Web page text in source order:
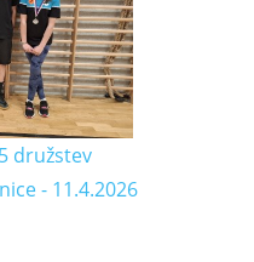
družstev
- 11.4.2026